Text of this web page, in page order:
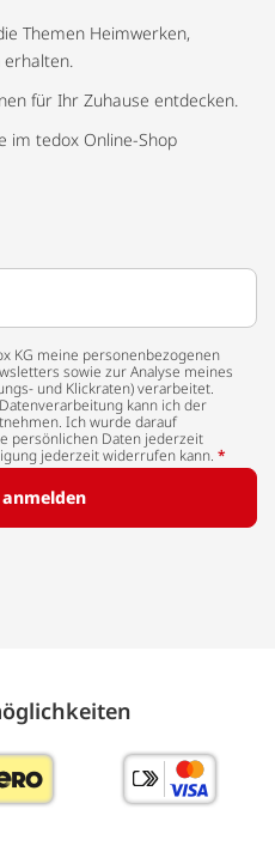
Themen Heimwerken,
erhalten.
für Ihr Zuhause entdecken.
im tedox Online-Shop
KG meine personenbezogenen
sowie zur Analyse meines
und Klickraten) verarbeitet.
kann ich der
Ich wurde darauf
persönlichen Daten jederzeit
jederzeit widerrufen kann. *
anmelden